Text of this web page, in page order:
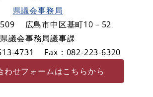
県議会事務局
広島市中区基町10－52
県議会事務局議事課
4731
Fax：082-223-6320
わせフォームはこちらから